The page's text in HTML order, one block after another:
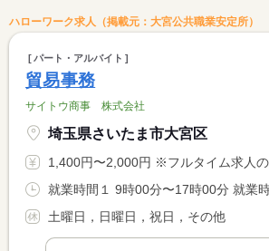
ハローワーク求人（掲載元：大宮公共職業安定所）
パート・アルバイト
貿易事務
サイトウ商事 株式会社
埼玉県さいたま市大宮区
1,400円〜2,000円 ※フルタイム求人の場合は月額（換算額）、パート求人の
土曜日，日曜日，祝日，その他